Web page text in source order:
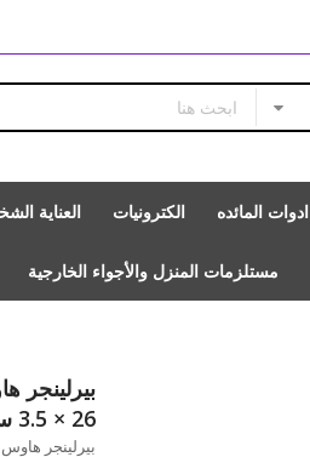
ادوات المائده الكترونيات العناية
مستلزمات المنزل والأجواء الخارجية
26 × 3.5 سم